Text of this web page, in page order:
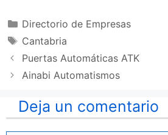
Categorías
Directorio de Empresas
Etiquetas
Cantabria
Puertas Automáticas ATK
Ainabi Automatismos
Deja un comentario